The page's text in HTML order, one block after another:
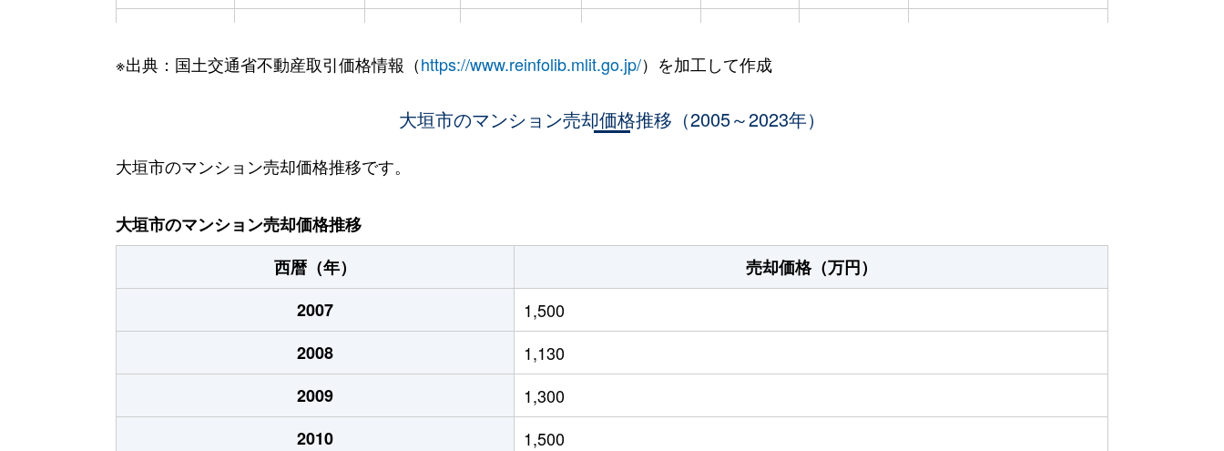
見取町
1,700万円 大垣 徒歩4分 70m² 築25年
大垣 徒歩10分 70m² 築17年 3ＬＤＫ
安井町
1,000万円 大垣
※出典：国土交通省不動産取引価格情報（https://www.reinfolib.mlit.go.jp/）を加工して作成
大垣市のマンション売却価格推移（2005～2023年）
大垣市のマンション売却価格推移です。
大垣市のマンション売却価格推移
西暦（年）
売却価格（万円）
2007
1,500
2008
1,130
2009
1,300
2010
1,500